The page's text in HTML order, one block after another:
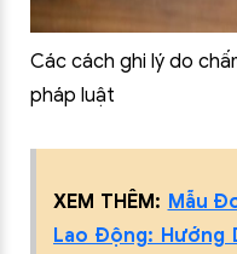
Các cách ghi lý do
pháp luật
XEM THÊM: Mẫu
Lao Động: Hướng